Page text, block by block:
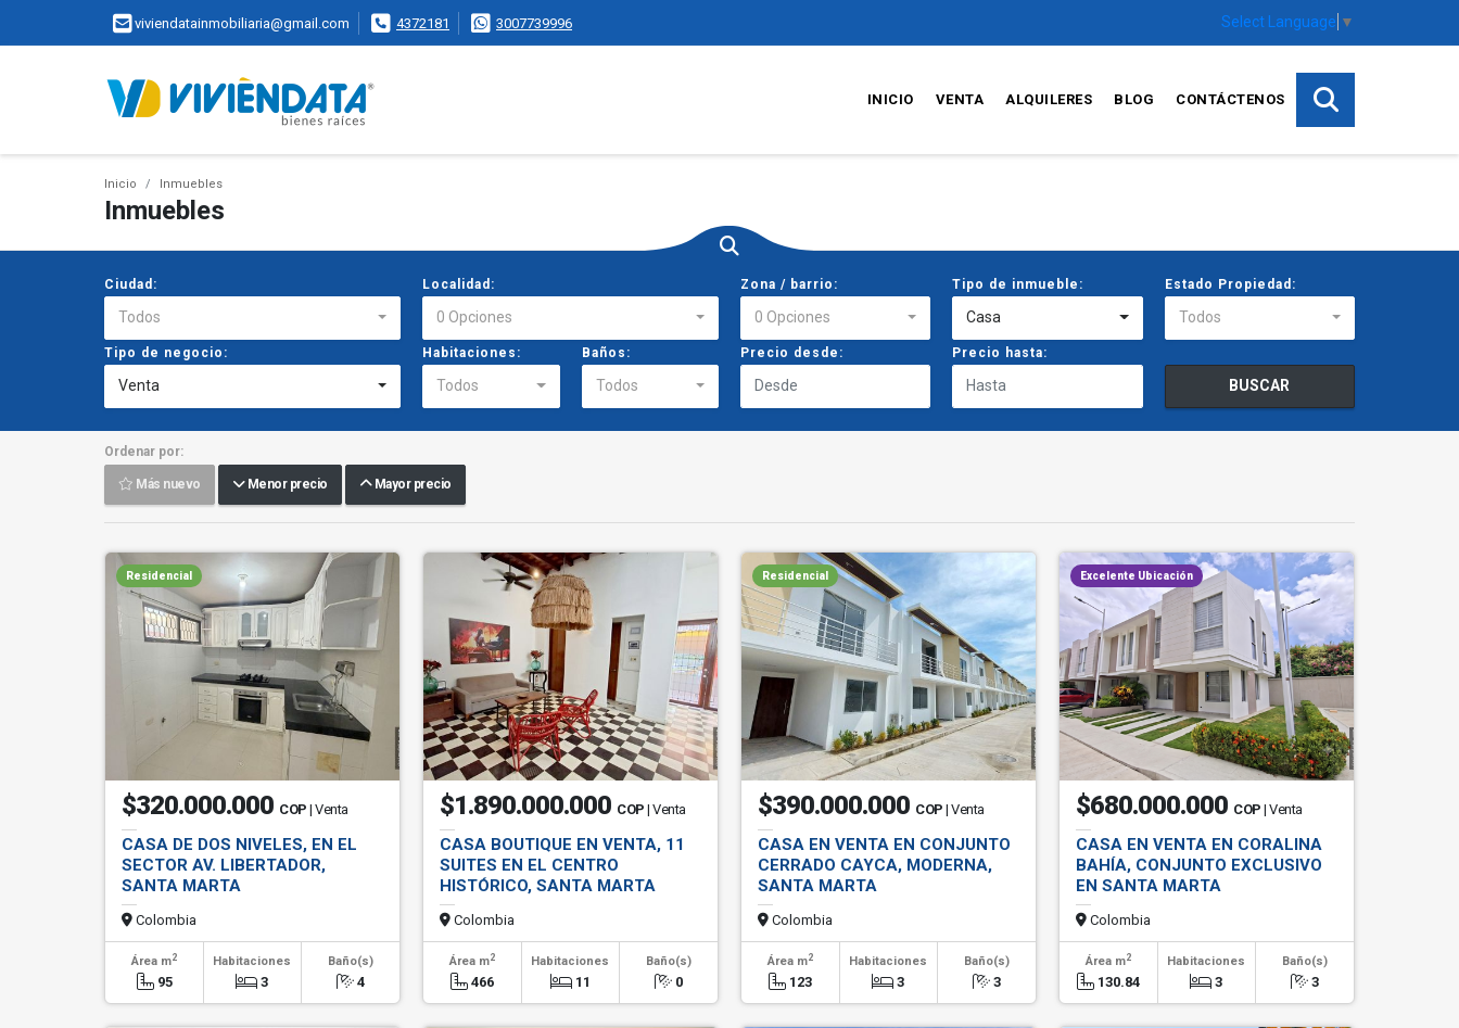
viviendatainmobiliaria@gmail.com 4372181 3007739996 Select Language ▼
INICIO VENTA ALQUILERES BLOG CONTÁCTENOS
Inicio Inmuebles
Inmuebles
Ciudad:
Todos
Localidad:
0 Opciones
Zona / barrio:
0 Opciones
Tipo de inmueble:
Casa
Estado Propiedad:
Todos
Tipo de negocio:
Venta
Habitaciones:
Todos
Baños:
Todos
Precio desde: Precio hasta:
BUSCAR
Ordenar por:
Más nuevo Menor precio Mayor precio
Residencial
$320.000.000 COP | Venta
CASA DE DOS NIVELES, EN EL
SECTOR AV. LIBERTADOR,
SANTA MARTA
Colombia
Área m2
95
Habitaciones
3
Baño(s)
4
$1.890.000.000 COP | Venta
CASA BOUTIQUE EN VENTA, 11
SUITES EN EL CENTRO
HISTÓRICO, SANTA MARTA
Colombia
Área m2
466
Habitaciones
11
Baño(s)
0
Residencial
$390.000.000 COP | Venta
CASA EN VENTA EN CONJUNTO
CERRADO CAYCA, MODERNA,
SANTA MARTA
Colombia
Área m2
123
Habitaciones
3
Baño(s)
3
Excelente Ubicación
$680.000.000 COP | Venta
CASA EN VENTA EN CORALINA
BAHÍA, CONJUNTO EXCLUSIVO
EN SANTA MARTA
Colombia
Área m2
130.84
Habitaciones
3
Baño(s)
3